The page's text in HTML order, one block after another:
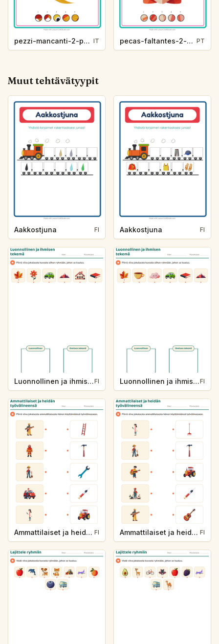
pezzi-mancanti-2-pezzi-mancanti-vita-oceanica-48fa IT pecas-faltantes-2-pecas-faltando-vida-marinha-7c7e PT
Muut tehtävätyypit
Aakkostjuna FI Aakkostjuna FI
Luonnollinen ja ihmisen tekemäFI Luonnollinen ja ihmisen tekemäFI
Ammattilaiset ja heidän työvälineensä FI Ammattilaiset ja heidän työvälineensä FI